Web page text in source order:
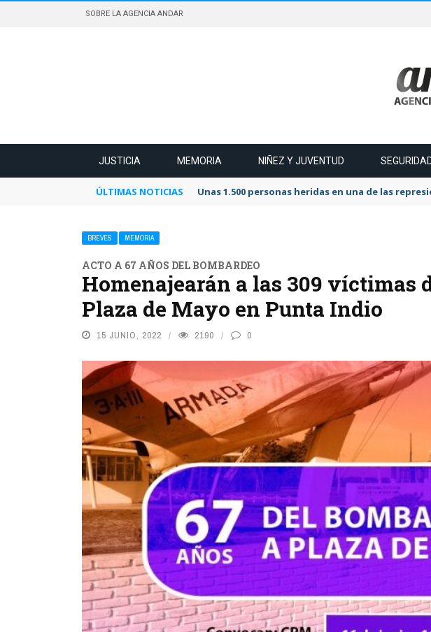
SOBRE LA AGENCIA ANDAR
JUSTICIA MEMORIA NIÑEZ Y JUVENTUD
ÚLTIMAS NOTICIAS Unas 1.500 personas heridas en una de las
BREVES MEMORIA
ACTO A 67 AÑOS DEL BOMBARDEO
Homenajearán a las 309 víctimas
Plaza de Mayo en Punta Indio
15 JUNIO, 2022 2190 0
Entre
10º